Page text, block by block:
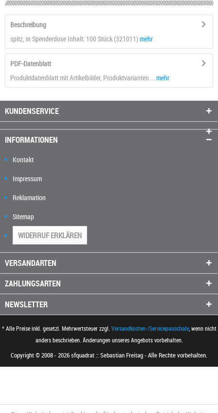
Beschreibung
spitz, in Spenderdose Inhalt: 100 Stück (321011)mehr
PDF-Datenblatt
Produktdatenblatt mit Artikelbilder, Produktvarianten ... mehr
KUNDENSERVICE
INFORMATIONEN
Kontakt
Impressum
Reklamation
Sitemap
WIDERRUF ERKLÄREN
VERSANDARTEN
ZAHLUNGSARTEN
NEWSLETTER
* Alle Preise inkl. gesetzl. Mehrwertsteuer zzgl. Versandkosten-/Servicepauschale, wenn nicht
anders beschrieben. Änderungen unseres Angebots vorbehalten.
Copyright © 2008 - 2026 sfquadrat :: Sebastian Freitag - Alle Rechte vorbehalten.